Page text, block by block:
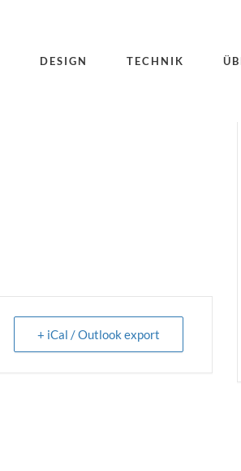
DESIGN TECHNIK
+ iCal / Outlook export